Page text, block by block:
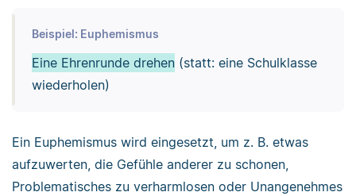
Beispiel: Euphemismus
Eine Ehrenrunde drehen(statt: eine Schulklasse
wiederholen)
Ein Euphemismus wird eingesetzt, um z. B. etwas
aufzuwerten, die Gefühle anderer zu schonen,
Problematisches zu verharmlosen oder Unangenehmes